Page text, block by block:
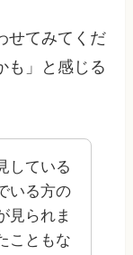
せてみてくだ
も」と感じる
している
いる方の
見られま
こともな